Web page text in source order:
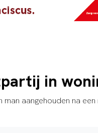
in
aangehouden na